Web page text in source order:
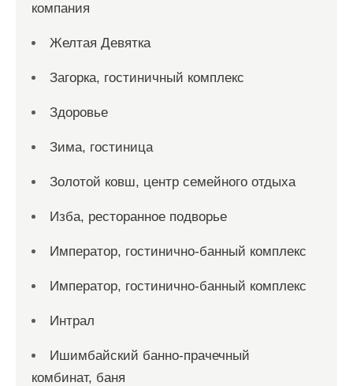
компания
Желтая Девятка
Загорка, гостиничный комплекс
Здоровье
Зима, гостиница
Золотой ковш, центр семейного отдыха
Изба, ресторанное подворье
Император, гостинично-банный комплекс
Император, гостинично-банный комплекс
Интрал
Ишимбайский банно-прачечный
комбинат, баня